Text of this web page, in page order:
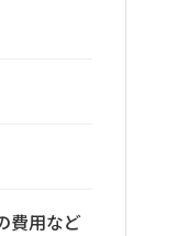
費用など